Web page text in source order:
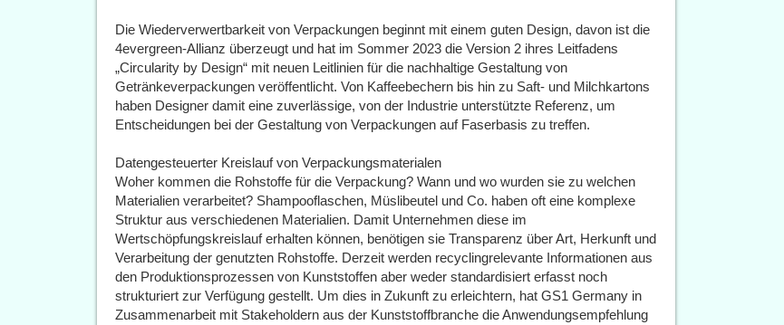
Die Wiederverwertbarkeit von Verpackungen beginnt mit einem guten Design, davon ist die
4evergreen-Allianz überzeugt und hat im Sommer 2023 die Version 2 ihres Leitfadens
„Circularity by Design“ mit neuen Leitlinien für die nachhaltige Gestaltung von
Getränkeverpackungen veröffentlicht. Von Kaffeebechern bis hin zu Saft- und Milchkartons
haben Designer damit eine zuverlässige, von der Industrie unterstützte Referenz, um
Entscheidungen bei der Gestaltung von Verpackungen auf Faserbasis zu treffen.
Datengesteuerter Kreislauf von Verpackungsmaterialen
Woher kommen die Rohstoffe für die Verpackung? Wann und wo wurden sie zu welchen
Materialien verarbeitet? Shampooflaschen, Müslibeutel und Co. haben oft eine komplexe
Struktur aus verschiedenen Materialien. Damit Unternehmen diese im
Wertschöpfungskreislauf erhalten können, benötigen sie Transparenz über Art, Herkunft und
Verarbeitung der genutzten Rohstoffe. Derzeit werden recyclingrelevante Informationen aus
den Produktionsprozessen von Kunststoffen aber weder standardisiert erfasst noch
strukturiert zur Verfügung gestellt. Um dies in Zukunft zu erleichtern, hat GS1 Germany in
Zusammenarbeit mit Stakeholdern aus der Kunststoffbranche die Anwendungsempfehlung